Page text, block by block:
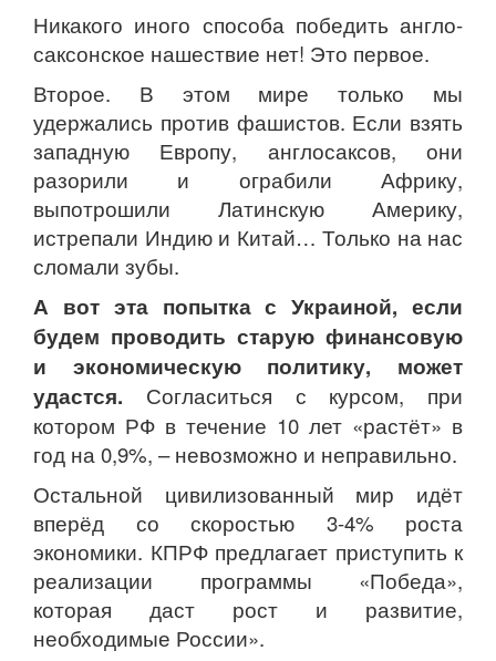
Никакого иного способа победить англо-
саксонское нашествие нет! Это первое.
Второе. В этом мире только мы
удержались против фашистов. Если взять
западную Европу, англосаксов, они
разорили и ограбили Африку,
выпотрошили Латинскую Америку,
истрепали Индию и Китай… Только на нас
сломали зубы.
А вот эта попытка с Украиной, если
будем проводить старую финансовую
и экономическую политику, может
удастся. Согласиться с курсом, при
котором РФ в течение 10 лет «растёт» в
год на 0,9%, – невозможно и неправильно.
Остальной цивилизованный мир идёт
вперёд со скоростью 3-4% роста
экономики. КПРФ предлагает приступить к
реализации программы «Победа»,
которая даст рост и развитие,
необходимые России».